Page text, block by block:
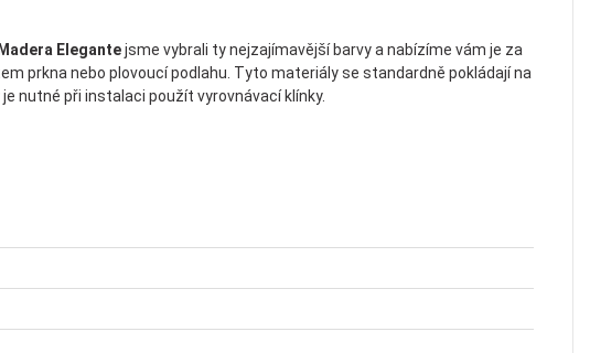
Madera Elegantejsme vybrali ty nejzajímavější barvy a nabízíme vám je za
prkna nebo plovoucí podlahu. Tyto materiály se standardně pokládají na
nutné při instalaci použít vyrovnávací klínky.